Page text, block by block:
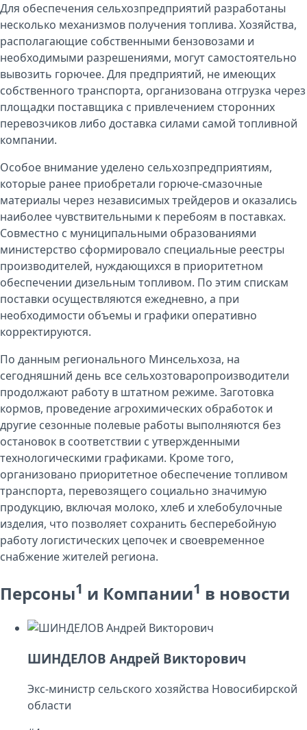
Для обеспечения сельхозпредприятий разработаны
несколько механизмов получения топлива. Хозяйства,
располагающие собственными бензовозами и
необходимыми разрешениями, могут самостоятельно
вывозить горючее. Для предприятий, не имеющих
собственного транспорта, организована отгрузка через
площадки поставщика с привлечением сторонних
перевозчиков либо доставка силами самой топливной
компании.
Особое внимание уделено сельхозпредприятиям,
которые ранее приобретали горюче-смазочные
материалы через независимых трейдеров и оказались
наиболее чувствительными к перебоям в поставках.
Совместно с муниципальными образованиями
министерство сформировало специальные реестры
производителей, нуждающихся в приоритетном
обеспечении дизельным топливом. По этим спискам
поставки осуществляются ежедневно, а при
необходимости объемы и графики оперативно
корректируются.
По данным регионального Минсельхоза, на
сегодняшний день все сельхозтоваропроизводители
продолжают работу в штатном режиме. Заготовка
кормов, проведение агрохимических обработок и
другие сезонные полевые работы выполняются без
остановок в соответствии с утвержденными
технологическими графиками. Кроме того,
организовано приоритетное обеспечение топливом
транспорта, перевозящего социально значимую
продукцию, включая молоко, хлеб и хлебобулочные
изделия, что позволяет сохранить бесперебойную
работу логистических цепочек и своевременное
снабжение жителей региона.
Персоны1 и Компании1 в новости
ШИНДЕЛОВ Андрей Викторович
Экс-министр сельского хозяйства Новосибирской
области